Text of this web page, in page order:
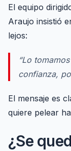
El equipo
Araujo insistió
lejos:
“Lo
confianza,
El mensaje es
quiere pelear
¿Se